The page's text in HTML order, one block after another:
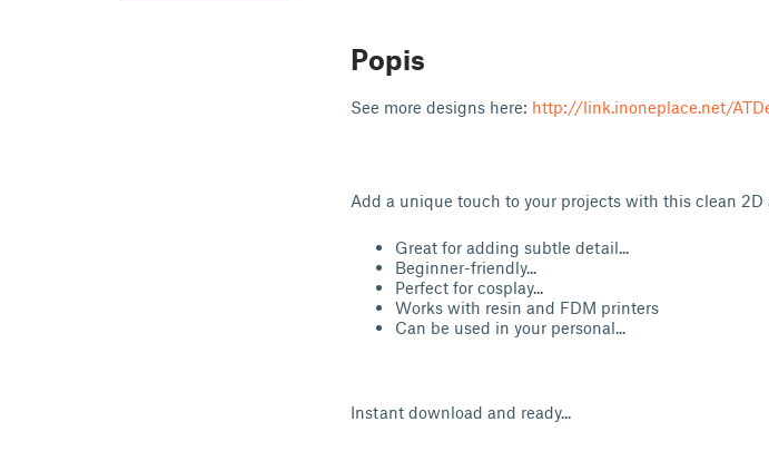
Popis
See more designs here: http://link.inoneplace.net/
Add a unique touch to your projects with this clean 2D
Great for adding subtle detail...
Beginner-friendly...
Perfect for cosplay...
Works with resin and FDM printers
Can be used in your personal...
Instant download and ready...